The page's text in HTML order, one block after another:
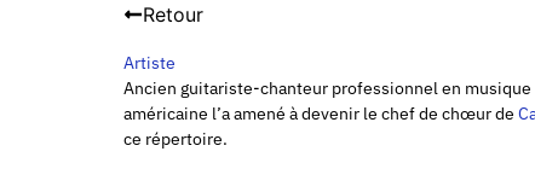
Retour
Artiste
Ancien guitariste-chanteur professionnel en
américaine l’a amené à devenir le chef de chœur de
ce répertoire.